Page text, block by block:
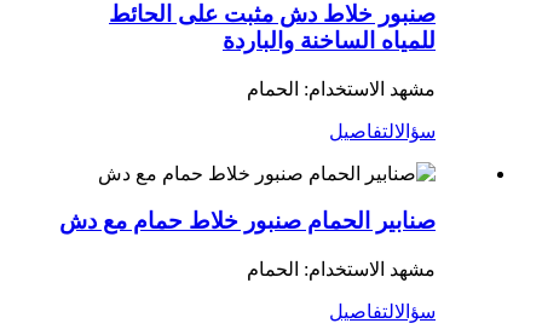
صنبور خلاط دش مثبت على الحائط
للمياه الساخنة والباردة
مشهد الاستخدام: الحمام
سؤالالتفاصيل
صنابير الحمام صنبور خلاط حمام مع دش
مشهد الاستخدام: الحمام
سؤالالتفاصيل